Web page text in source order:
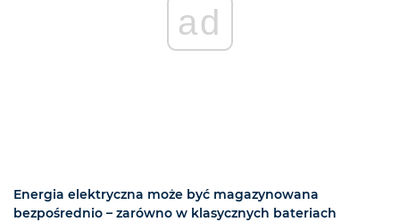
ad
Energia elektryczna może być magazynowana
bezpośrednio – zarówno w klasycznych bateriach